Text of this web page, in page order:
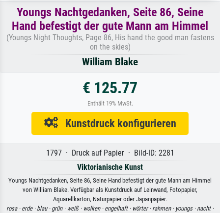
Youngs Nachtgedanken, Seite 86, Seine
Hand befestigt der gute Mann am Himmel
(Youngs Night Thoughts, Page 86, His hand the good man fastens
on the skies)
William Blake
€ 125.77
Enthält 19% MwSt.
Kunstdruck konfigurieren
1797 · Druck auf Papier · Bild-ID: 2281
Viktorianische Kunst
Youngs Nachtgedanken, Seite 86, Seine Hand befestigt der gute Mann am Himmel
von William Blake. Verfügbar als Kunstdruck auf Leinwand, Fotopapier,
Aquarellkarton, Naturpapier oder Japanpapier.
rosa · erde · blau · grün · weiß · wolken · engelhaft · wörter · rahmen · youngs · nacht ·